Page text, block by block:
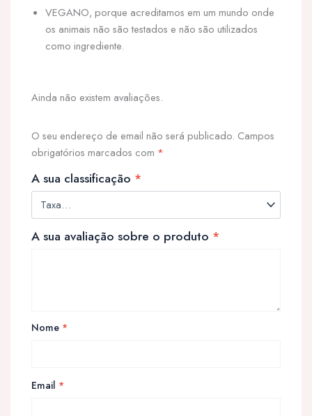
VEGANO, porque acreditamos em um mundo onde
os animais não são testados e não são utilizados
como ingrediente.
Ainda não existem avaliações.
O seu endereço de email não será publicado. Campos
obrigatórios marcados com *
A sua classificação *
A sua avaliação sobre o produto *
Nome *
Email *